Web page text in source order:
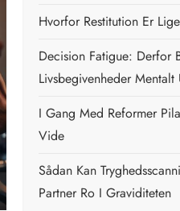
Hvorfor Restitution Er
Decision Fatigue: Derfor
Livsbegivenheder Mentalt
I Gang Med Reformer
Vide
Sådan Kan
Partner Ro I Graviditeten